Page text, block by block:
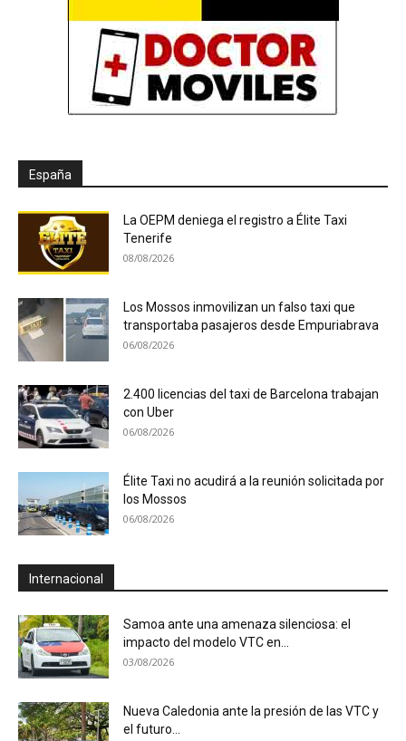
España
La OEPM deniega el registro a Élite Taxi
Tenerife
08/08/2026
Los Mossos inmovilizan un falso taxi que
transportaba pasajeros desde Empuriabrava
06/08/2026
2.400 licencias del taxi de Barcelona trabajan
con Uber
06/08/2026
Élite Taxi no acudirá a la reunión solicitada por
los Mossos
06/08/2026
Internacional
Samoa ante una amenaza silenciosa: el
impacto del modelo VTC en...
03/08/2026
Nueva Caledonia ante la presión de las VTC y
el futuro...